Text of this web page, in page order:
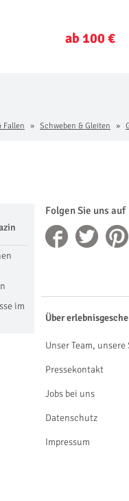
ab 100 €
Fallen Schweben & Gleiten
Folgen Sie uns auf
im
Über
Unser Team, unsere
Pressekontakt
Jobs bei uns
Datenschutz
Impressum